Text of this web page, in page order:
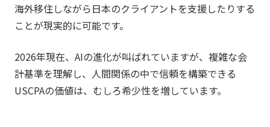
海外移住しながら日本のクライアントを支援したりする
ことが現実的に可能です。
2026年現在、AIの進化が叫ばれていますが、複雑な会
計基準を理解し、人間関係の中で信頼を構築できる
USCPAの価値は、むしろ希少性を増しています。